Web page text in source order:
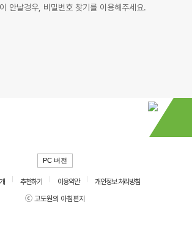
안날경우, 비밀번호 찾기를 이용해주세요.
PC 버전
추천하기 이용약관
개인정보 처리방침
ⓒ 고도원의 아침편지